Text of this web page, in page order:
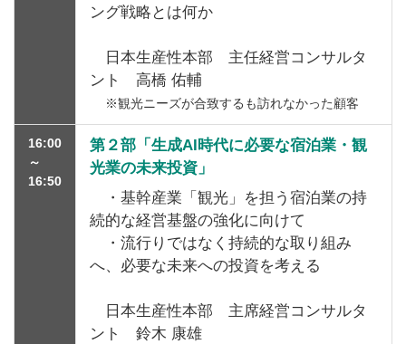
ング戦略とは何か
日本生産性本部 主任経営コンサルタ
ント 高橋 佑輔
※観光ニーズが合致するも訪れなかった顧客
16:00
～
16:50
第２部「生成AI時代に必要な宿泊業・観
光業の未来投資」
・基幹産業「観光」を担う宿泊業の持
続的な経営基盤の強化に向けて
・流行りではなく持続的な取り組み
へ、必要な未来への投資を考える
日本生産性本部 主席経営コンサルタ
ント 鈴木 康雄